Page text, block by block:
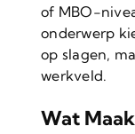
of MBO-
onderwerp
op slagen,
werkveld.
Wat